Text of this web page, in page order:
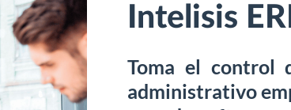
Intelisis
Toma el control
administrativo